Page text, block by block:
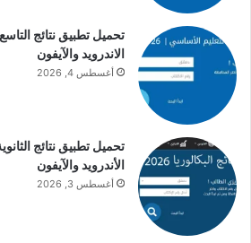
الاندرويد والآيفون
أغسطس 4, 2026
الأندرويد والآيفون
أغسطس 3, 2026